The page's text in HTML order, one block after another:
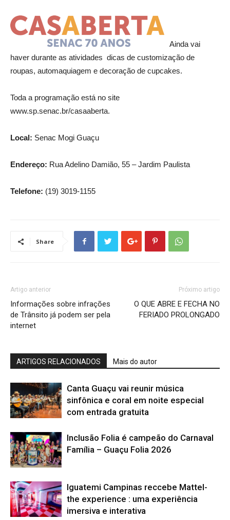
Ainda vai
haver durante as atividades dicas de customização de
roupas, automaquiagem e decoração de cupcakes.
Toda a programação está no site
www.sp.senac.br/casaaberta.
Local: Senac Mogi Guaçu
Endereço: Rua Adelino Damião, 55 – Jardim Paulista
Telefone: (19) 3019-1155
Share
Artigo anterior
Informações sobre infrações
de Trânsito já podem ser pela
internet
Próximo artigo
O QUE ABRE E FECHA NO
FERIADO PROLONGADO
ARTIGOS RELACIONADOS Mais do autor
Canta Guaçu vai reunir música
sinfônica e coral em noite especial
com entrada gratuita
Inclusão Folia é campeão do Carnaval
Família – Guaçu Folia 2026
Iguatemi Campinas reccebe Mattel-
the experience : uma experiência
imersiva e interativa